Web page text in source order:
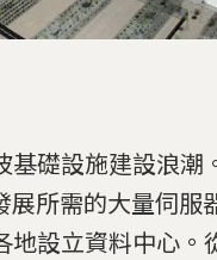
礎設施建設浪潮
所需的大量伺服
設立資料中心。